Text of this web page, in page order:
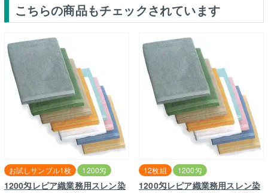
こちらの商品もチェックされています
1200匁レピア織業務用スレン染
お試しサンプル1枚 1200匁
1200匁レピア織業務用スレン染
12枚組 1200匁